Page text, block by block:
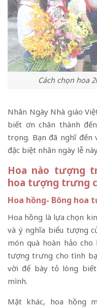
Cách chọn hoa
Nhân Ngày Nhà giáo
biết ơn chân thành
trọng. Bạn đã nghĩ đến
đặc biệt nhân ngày lễ
Hoa nào tượng
hoa tượng trưng
Hoa hồng- Bông hoa
Hoa hồng là lựa chọn
và ý nghĩa biểu tượng
món quà hoàn hảo
tượng trưng cho tình
vời để bày tỏ lòng
mình.
Mặt khác, hoa hồng